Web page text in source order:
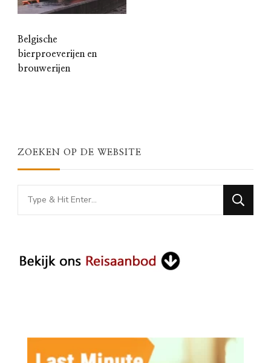
Belgische
bierproeverijen en
brouwerijen
ZOEKEN OP DE WEBSITE
Looking
for